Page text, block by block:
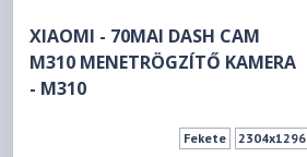
XIAOMI - 70MAI DASH CAM
M310 MENETRÖGZÍTŐ KAMERA
- M310
Fekete 2304x1296